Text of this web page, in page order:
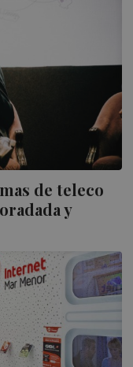
de teleco
y